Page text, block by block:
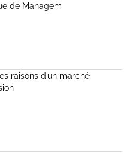
de Managem
raisons d’un marché